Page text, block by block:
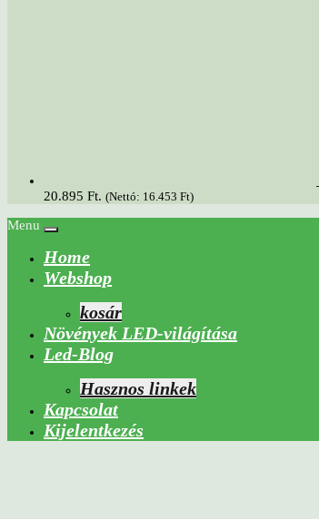
20.895 Ft. (Nettó: 16.453 Ft)
Menu
Home
Webshop
kosár
Növények LED-világítása
Led-Blog
Hasznos linkek
Kapcsolat
Kijelentkezés